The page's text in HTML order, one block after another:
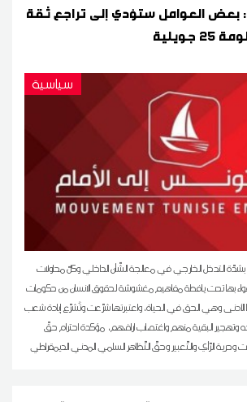
بعض العوامل ستؤدي إلى تراجع ثقة
سياسية
بشدّة التدخل الخارجي في معالجة الشّأن الداخلي وكلّ محاولات
بها تحت يافطة مفاهيم مغشوشة لحقوق الانسان من حكومات
وهي الحق في الحياة، واعتبرتها شرّعت وتُشرّع إبادة شعب
وتهجير البقية منهم واغتصاب اراضهم، مؤكدة احترام حقّ
وحرية الرّأي والتّعبير وحقّ التّظاهر السلمي المدني الديمقراطي